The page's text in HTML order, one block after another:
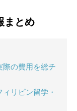
まとめ
際の費用を総チ
リピン留学・